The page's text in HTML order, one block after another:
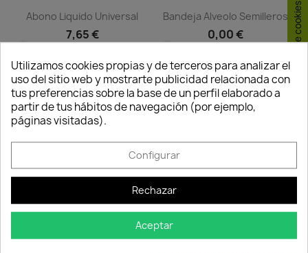
Abono Liquido Universal
7,65 €
Bandeja Alveolo Semilleros
0,00 €
favorite_border
Regadera AQUA
Utilizamos cookies propias y de terceros para analizar el
uso del sitio web y mostrarte publicidad relacionada con
tus preferencias sobre la base de un perfil elaborado a
partir de tus hábitos de navegación (por ejemplo,
páginas visitadas).
Configurar
Rechazar
Aceptar
Consentimiento de cookies